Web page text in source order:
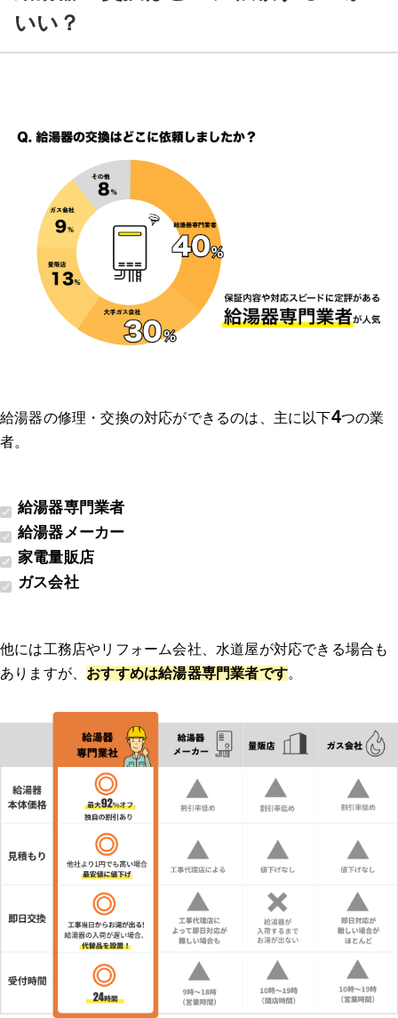
いい？
給湯器の修理・交換の対応ができるのは、主に以下4つの業
者。
給湯器専門業者
給湯器メーカー
家電量販店
ガス会社
他には工務店やリフォーム会社、水道屋が対応できる場合も
ありますが、 おすすめは給湯器専門業者です。